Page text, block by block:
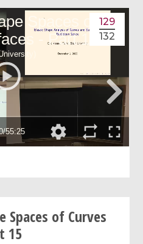
129
132
Spaces of Curves
15